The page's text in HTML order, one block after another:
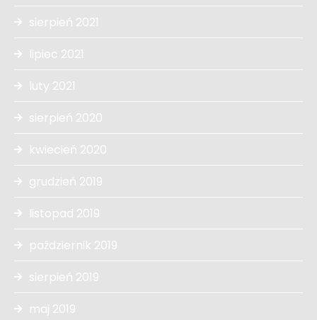
sierpień 2021
lipiec 2021
luty 2021
sierpień 2020
kwiecień 2020
grudzień 2019
listopad 2019
październik 2019
sierpień 2019
maj 2019